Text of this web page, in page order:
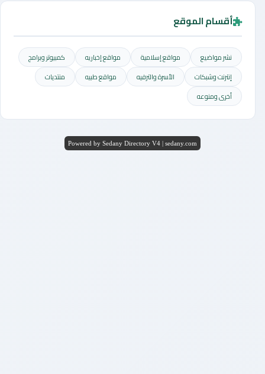
أقسام الموقع
نشر مواضيع مواقع إسلامية مواقع إخباريه
كمبيوتر وبرامج
إنترنت وشبكات
الأسرة والترفيه مواقع طبيه
منتديات
أخرى ومنوعه
Powered by Sedany Directory V4 | sedany.com